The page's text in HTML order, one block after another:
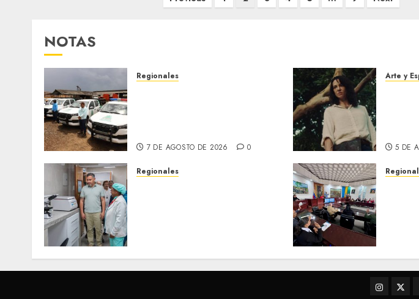
NOTAS
Regionales
7 DE AGOSTO DE 2026 0
Arte y
5 DE
Regionales
5 DE AGOSTO DE 2026 0 5 DE
Instagram